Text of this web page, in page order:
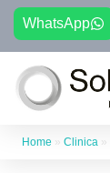
WhatsApp
Home » Clinica »